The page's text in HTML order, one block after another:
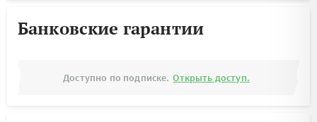
Банковские гарантии
Доступно по подписке. Открыть доступ.